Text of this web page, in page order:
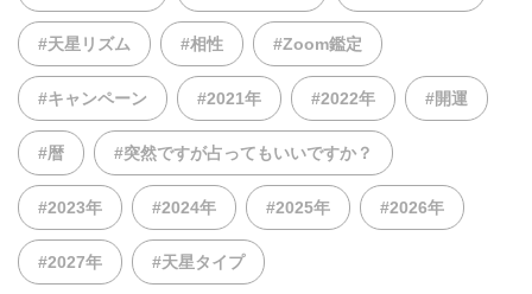
#天星リズム #相性 #Zoom鑑定
#キャンペーン #2021年 #2022年 #開運
#暦 #突然ですが占ってもいいですか？
#2023年 #2024年 #2025年 #2026年
#2027年 #天星タイプ